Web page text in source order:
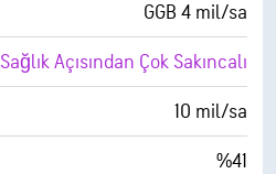
GGB 4 mil/sa
Sağlık Açısından Çok Sakıncalı
10 mil/sa
%41